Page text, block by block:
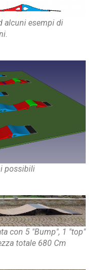
alcuni esempi di
possibili
con 5 "Bump", 1 "top"
totale 680 Cm